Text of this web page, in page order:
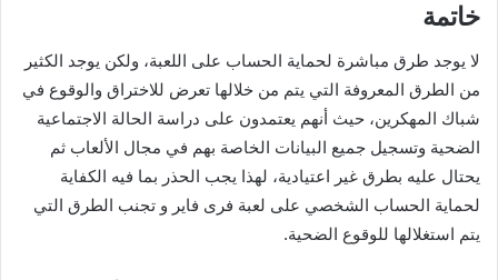
خاتمة
لا يوجد طرق مباشرة لحماية الحساب على اللعبة، ولكن يوجد الكثير
من الطرق المعروفة التي يتم من خلالها تعرض للاختراق والوقوع في
شباك المهكرين، حيث أنهم يعتمدون على دراسة الحالة الاجتماعية
الضحية وتسجيل جميع البيانات الخاصة بهم في مجال الألعاب ثم
يحتال عليه بطرق غير اعتيادية، لهذا يجب الحذر بما فيه الكفاية
لحماية الحساب الشخصي على لعبة فرى فاير و تجنب الطرق التي
يتم استغلالها للوقوع الضحية.